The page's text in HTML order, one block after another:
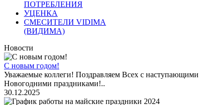
ПОТРЕБЛЕНИЯ
УЦЕНКА
СМЕСИТЕЛИ VIDIMA
(ВИДИМА)
Новости
С новым годом!
Уважаемые коллеги! Поздравляем Всех с наступающими
Новогодними праздниками!..
30.12.2025